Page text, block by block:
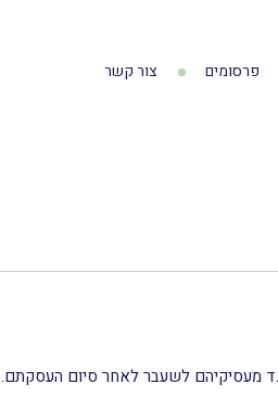
פרסומים צור קשר
מעסיקיהם לשעבר לאחר סיום העסקתם.